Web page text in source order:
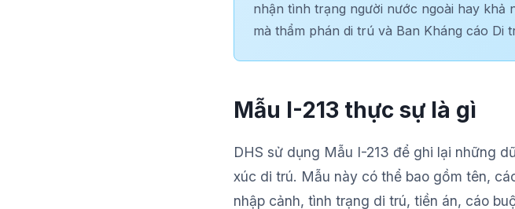
nhận tình trạng người nước ngoài hay khả
mà thẩm phán di trú và Ban Kháng cáo Di
Mẫu I-213 thực sự là gì
DHS sử dụng Mẫu I-213 để ghi lại những
xúc di trú. Mẫu này có thể bao gồm tên,
nhập cảnh, tình trạng di trú, tiền án, cáo